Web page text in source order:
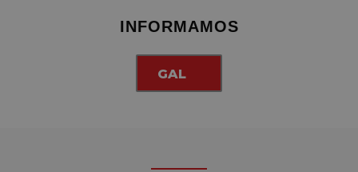
INFORMAMOS
GAL